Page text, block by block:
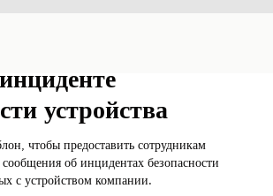
устройства
чтобы предоставить сотрудникам
об инцидентах безопасности
с устройством компании.